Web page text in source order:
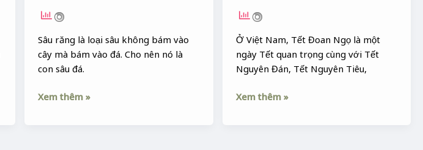
Sâu răng là loại sâu không bám vào
cây mà bám vào đá. Cho nên nó là
con sâu đá.
CÓ
THỰC
KHÔNG
?
Xem thêm »
Ở Việt Nam, Tết Đoan Ngọ là một
ngày Tết quan trọng cùng với Tết
Nguyên Đán, Tết Nguyên Tiêu,
Xem thêm »